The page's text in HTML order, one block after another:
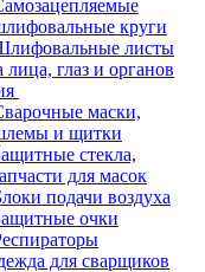
круги
листы
лица, глаз и органов
маски,
и щитки
стекла,
для масок
подачи воздуха
очки
для сварщиков